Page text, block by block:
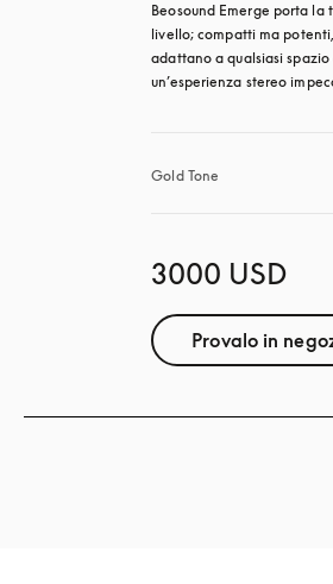
Beosound Emerge porta la
livello; compatti ma
adattano a qualsiasi
un’esperienza stereo
Gold Tone
3000 USD
Provalo in